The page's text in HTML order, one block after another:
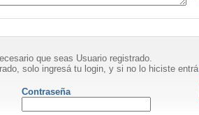
que seas Usuario registrado.
solo ingresá tu login, y si no lo hiciste entrá
Contraseña